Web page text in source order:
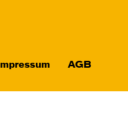
Impressum AGB